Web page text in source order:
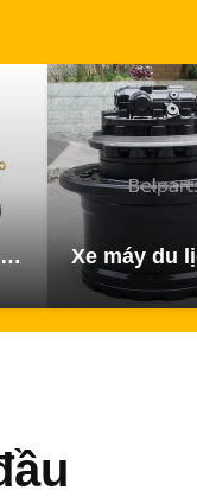
Bộ phận máy xúc bơm thủy lực